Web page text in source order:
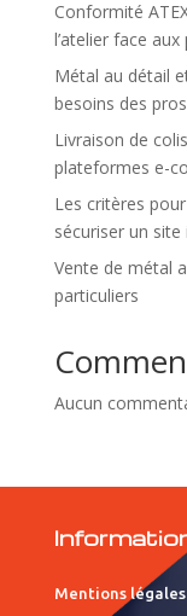
Conformité
l’atelier face
Métal au détail
besoins des
Livraison de
plateformes e-
Les critères
sécuriser un site
Vente de métal
particuliers
Aucun
Mentions légales